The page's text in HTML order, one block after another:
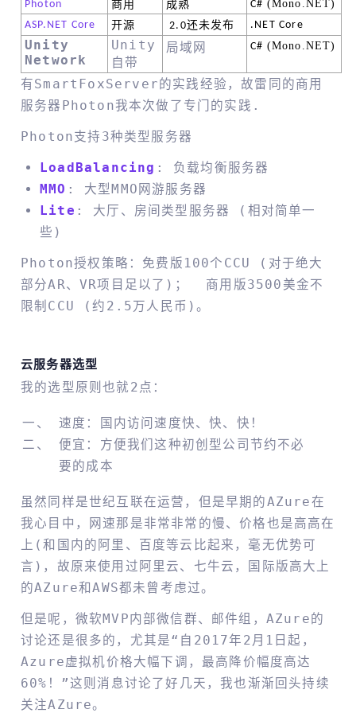
Photon 商用 成熟 C# (Mono.NET)
ASP.NET Core
开源 2.0还未发布 .NET Core
Unity
Network
Unity
自带
局域网 C# (Mono.NET)
有SmartFoxServer的实践经验，故雷同的商用
服务器Photon我本次做了专门的实践.
Photon支持3种类型服务器
LoadBalancing : 负载均衡服务器
MMO : 大型MMO网游服务器
Lite : 大厅、房间类型服务器 (相对简单一
些)
Photon授权策略：免费版100个CCU (对于绝大
部分AR、VR项目足以了)； 商用版3500美金不
限制CCU (约2.5万人民币)。
云服务器选型
我的选型原则也就2点：
速度：国内访问速度快、快、快！
便宜：方便我们这种初创型公司节约不必
要的成本
虽然同样是世纪互联在运营，但是早期的AZure在
我心目中，网速那是非常非常的慢、价格也是高高在
上(和国内的阿里、百度等云比起来，毫无优势可
言)，故原来使用过阿里云、七牛云，国际版高大上
的AZure和AWS都未曾考虑过。
但是呢，微软MVP内部微信群、邮件组，AZure的
讨论还是很多的，尤其是“自2017年2月1日起，
Azure虚拟机价格大幅下调，最高降价幅度高达
60%！”这则消息讨论了好几天，我也渐渐回头持续
关注AZure。